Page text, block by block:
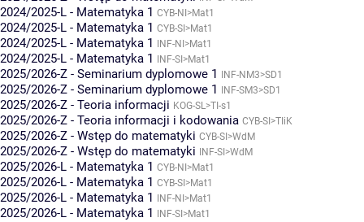
2024/2025-L - Matematyka 1 CYB-NI>Mat1
2024/2025-L - Matematyka 1 CYB-SI>Mat1
2024/2025-L - Matematyka 1 INF-NI>Mat1
2024/2025-L - Matematyka 1 INF-SI>Mat1
2025/2026-Z - Seminarium dyplomowe 1 INF-NM3>SD1
2025/2026-Z - Seminarium dyplomowe 1 INF-SM3>SD1
2025/2026-Z - Teoria informacji KOG-SL>TI-s1
2025/2026-Z - Teoria informacji i kodowania CYB-SI>TIiK
2025/2026-Z - Wstęp do matematyki CYB-SI>WdM
2025/2026-Z - Wstęp do matematyki INF-SI>WdM
2025/2026-L - Matematyka 1 CYB-NI>Mat1
2025/2026-L - Matematyka 1 CYB-SI>Mat1
2025/2026-L - Matematyka 1 INF-NI>Mat1
2025/2026-L - Matematyka 1 INF-SI>Mat1